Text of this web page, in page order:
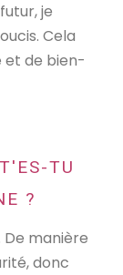
je
Cela
et de bien-
TU
?
De manière
donc